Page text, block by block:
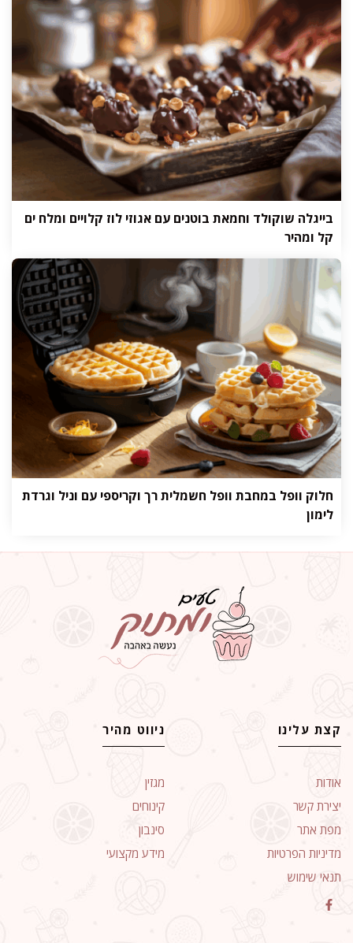
בייגלה שוקולד וחמאת בוטנים עם אגוזי לוז קלויים ומלח ים
קל ומהיר
חלוק וופל במחבת וופל חשמלית רך וקריספי עם וניל וגרדת
לימון
קצת עלינו
אודות
יצירת קשר
מפת אתר
מדיניות הפרטיות
תנאי שימוש
ניווט מהיר
מגזין
קינוחים
סינבון
מידע מקצועי